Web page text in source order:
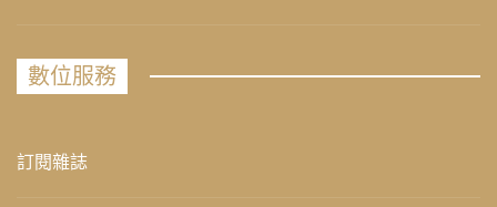
數位服務
訂閱雜誌